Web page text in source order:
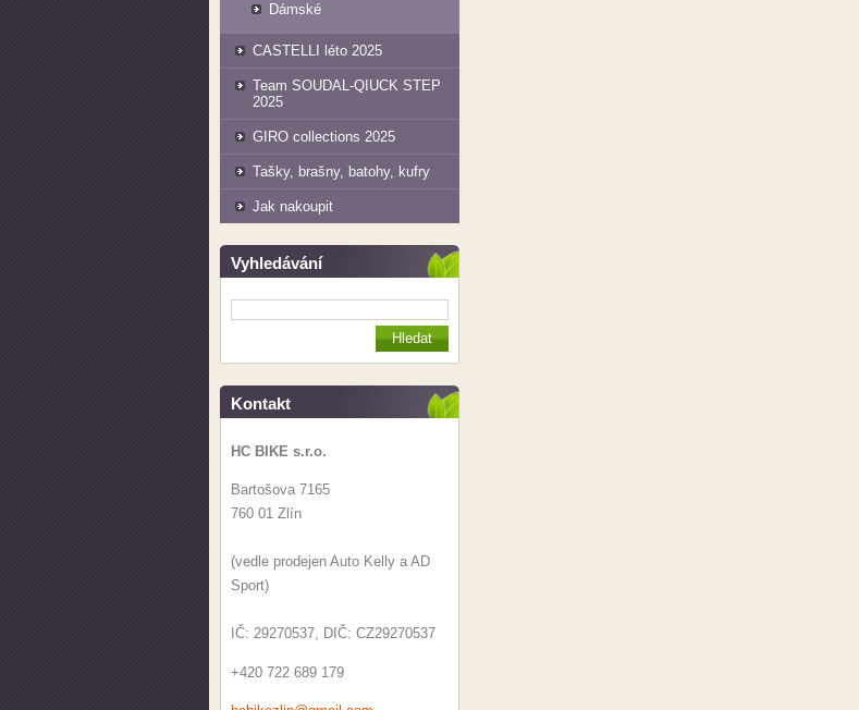
Dámské
CASTELLI léto 2025
Team SOUDAL-QIUCK STEP
2025
GIRO collections 2025
Tašky, brašny, batohy, kufry
Jak nakoupit
Vyhledávání
Kontakt
HC BIKE s.r.o.
Bartošova 7165
760 01 Zlín
(vedle prodejen Auto Kelly a AD
Sport)
IČ: 29270537, DIČ: CZ29270537
+420 722 689 179